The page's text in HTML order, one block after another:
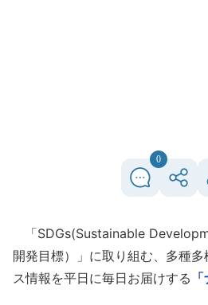
0
「SDGs(Sustainable
開発目標）」に取り組む、多種
ス情報を平日に毎日お届けする